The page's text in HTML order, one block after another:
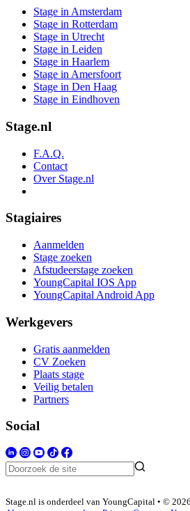
Stage in Amsterdam
Stage in Rotterdam
Stage in Utrecht
Stage in Leiden
Stage in Haarlem
Stage in Amersfoort
Stage in Den Haag
Stage in Eindhoven
Stage.nl
F.A.Q.
Contact
Over Stage.nl
Stagiaires
Aanmelden
Stage zoeken
Afstudeerstage zoeken
YoungCapital IOS App
YoungCapital Android App
Werkgevers
Gratis aanmelden
CV Zoeken
Plaats stage
Veilig betalen
Partners
Social
Stage.nl is onderdeel van YoungCapital • ©